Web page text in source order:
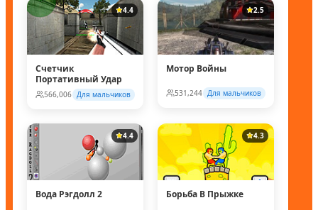
4.4
Счетчик
Портативный Удар
566,006 Для мальчиков
2.5
Мотор Войны
531,244 Для мальчиков
4.4
Вода Рэгдолл 2
4.3
Борьба В Прыжке